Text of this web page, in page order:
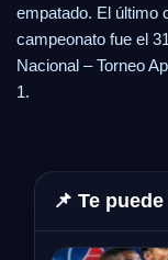
empatado. El último
campeonato fue el
Nacional – Torneo
1.
📌 Te